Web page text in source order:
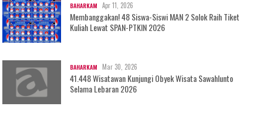
BAHARKAM Apr 11, 2026
Membanggakan! 48 Siswa-Siswi MAN 2 Solok Raih Tiket
Kuliah Lewat SPAN-PTKIN 2026
BAHARKAM Mar 30, 2026
41.448 Wisatawan Kunjungi Obyek Wisata Sawahlunto
Selama Lebaran 2026